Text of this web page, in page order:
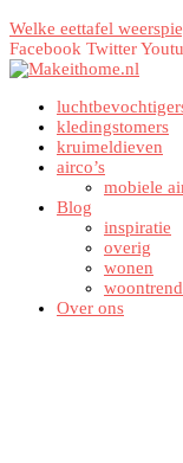
Welke eettafel
Facebook Twitter
kledingstomers
kruimeldieven
airco’s
mobiele
Blog
inspiratie
overig
wonen
Over ons